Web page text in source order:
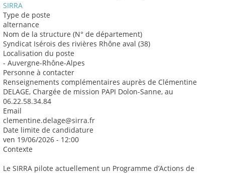
SIRRA
Type de poste
alternance
Nom de la structure (N° de département)
Syndicat Isérois des rivières Rhône aval (38)
Localisation du poste
- Auvergne-Rhône-Alpes
Personne à contacter
Renseignements complémentaires auprès de Clémentine
DELAGE, Chargée de mission PAPI Dolon-Sanne, au
06.22.58.34.84
Email
clementine.delage@sirra.fr
Date limite de candidature
ven 19/06/2026 - 12:00
Contexte
Le SIRRA pilote actuellement un Programme d’Actions de